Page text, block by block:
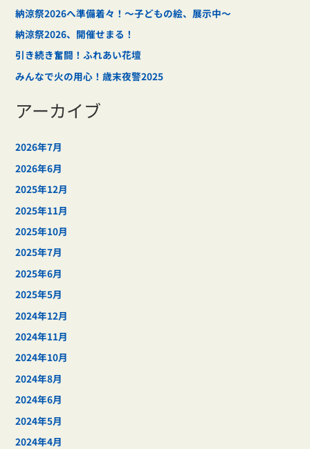
納涼祭2026へ準備着々！～子どもの絵、展示中～
納涼祭2026、開催せまる！
引き続き奮闘！ふれあい花壇
みんなで火の用心！歳末夜警2025
アーカイブ
2026年7月
2026年6月
2025年12月
2025年11月
2025年10月
2025年7月
2025年6月
2025年5月
2024年12月
2024年11月
2024年10月
2024年8月
2024年6月
2024年5月
2024年4月